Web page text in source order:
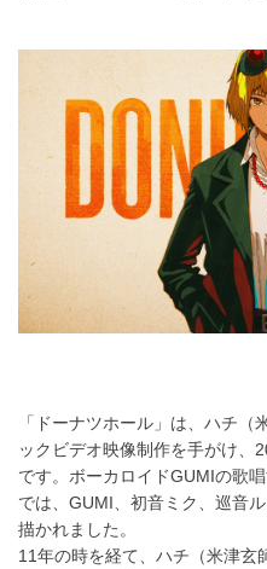
「ドーナツホール」は、ハチ
ックビデオ映像制作を手がけ、
です。ボーカロイドGUMIの歌
では、GUMI、初音ミク、巡音
描かれました。
11年の時を経て、ハチ（米津玄